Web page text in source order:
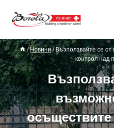
/ Новини / Възползвайте се
контрол над